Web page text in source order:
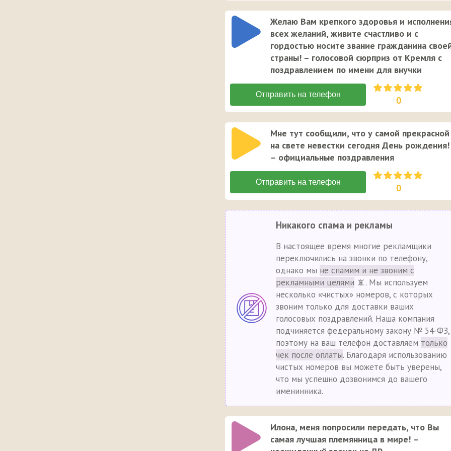
Желаю Вам крепкого здоровья и
всех желаний, живите счастливо и с
гордостью носите звание гражданина
страны! – голосовой сюрприз от Кремля с
поздравлением по имени для внучки
0
Мне тут сообщили, что у самой прекрасной
на свете невестки сегодня День рождения!
– официальные поздравления
0
Никакого спама и рекламы
В настоящее время многие рекламщики
переключились на звонки по телефону,
однако мы не спамим и не звоним с
рекламными целями 📵. Мы используем
несколько «чистых» номеров, с которых
звоним только для доставки ваших
голосовых поздравлений. Наша компания
подчиняется федеральному закону № 54-ФЗ,
поэтому на ваш телефон доставляем только
чек после оплаты. Благодаря использованию
чистых номеров вы можете быть уверены,
что мы успешно дозвонимся до вашего
именинника.
Илона, меня попросили передать, что Вы
самая лучшая племянница в мире! –